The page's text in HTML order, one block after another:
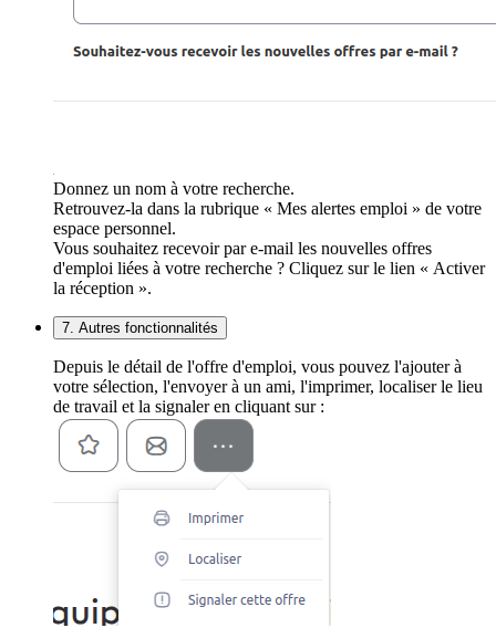
Donnez un nom à votre recherche.
Retrouvez-la dans la rubrique « Mes alertes emploi » de votre
espace personnel.
Vous souhaitez recevoir par e-mail les nouvelles offres
d'emploi liées à votre recherche ? Cliquez sur le lien « Activer
la réception ».
7. Autres fonctionnalités
Depuis le détail de l'offre d'emploi, vous pouvez l'ajouter à
votre sélection, l'envoyer à un ami, l'imprimer, localiser le lieu
de travail et la signaler en cliquant sur :